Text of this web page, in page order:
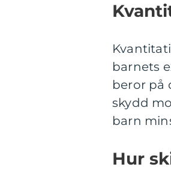
barnets
beror på
skydd
barn
Hur